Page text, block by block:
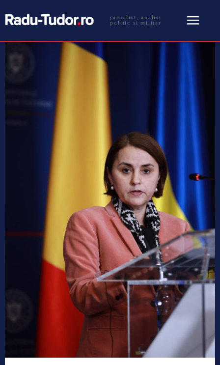
jurnalist, analist
politic si militar